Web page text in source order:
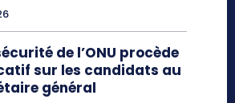
de l’ONU procède
sur les candidats au
général